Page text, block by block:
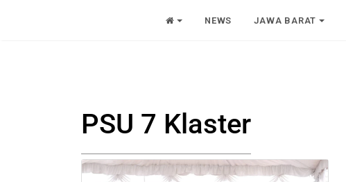
NEWS JAWA BARAT
PSU 7 Klaster